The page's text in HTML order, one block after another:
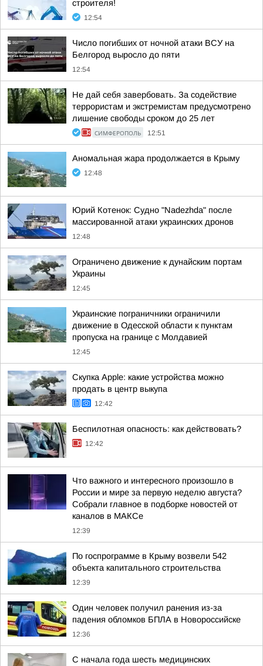
строителя!
12:54
Число погибших от ночной атаки ВСУ на
Белгород выросло до пяти
12:54
Не дай себя завербовать. За содействие
террористам и экстремистам предусмотрено
лишение свободы сроком до 25 лет
СИМФЕРОПОЛЬ 12:51
Аномальная жара продолжается в Крыму
12:48
Юрий Котенок: Судно "Nadezhda" после
массированной атаки украинских дронов
12:48
Ограничено движение к дунайским портам
Украины
12:45
Украинские пограничники ограничили
движение в Одесской области к пунктам
пропуска на границе с Молдавией
12:45
Скупка Apple: какие устройства можно
продать в центр выкупа
12:42
Беспилотная опасность: как действовать?
12:42
Что важного и интересного произошло в
России и мире за первую неделю августа?
Собрали главное в подборке новостей от
каналов в МАКСе
12:39
По госпрограмме в Крыму возвели 542
объекта капитального строительства
12:39
Один человек получил ранения из-за
падения обломков БПЛА в Новороссийске
12:36
С начала года шесть медицинских